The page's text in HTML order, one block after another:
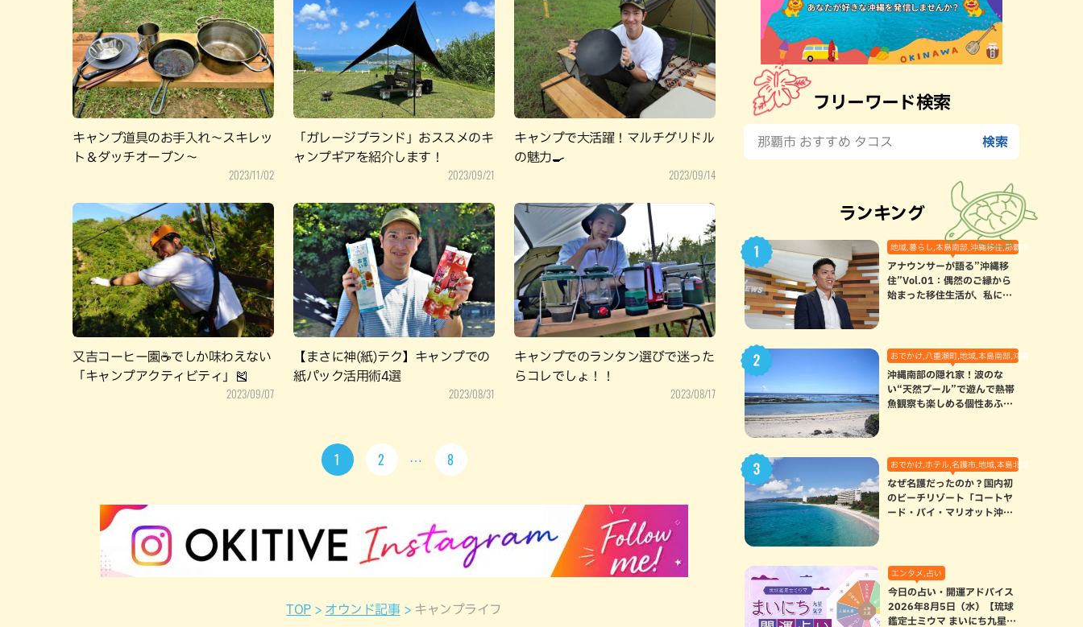
キャンプ道具のお手入れ～スキレッ
ト＆ダッチオーブン～
2023/11/02
「ガレージブランド」おススメのキ
ャンプギアを紹介します！
2023/09/21
キャンプで大活躍！マルチグリドル
の魅力🍳
2023/09/14
又吉コーヒー園☕でしか味わえない
「キャンプアクティビティ」🎽
2023/09/07
【まさに神(紙)テク】キャンプでの
紙パック活用術4選
2023/08/31
キャンプでのランタン選びで迷った
らコレでしょ！！
2023/08/17
1 2 8
TOP オウンド記事 キャンプライフ
フリーワード検索
ランキング
地域,暮らし,本島南部,沖縄移住,那覇市
アナウンサーが語る”沖縄移
住”Vol.01：偶然のご縁から
始まった移住生活が、私にと
おでかけ,八重瀬町,地域,本島南部,沖縄の海,自然
沖縄南部の隠れ家！波のな
い“天然プール”で遊んで熱帯
魚観察も楽しめる個性あふれ
おでかけ,ホテル,名護市,地域,本島北部
なぜ名護だったのか？国内初
のビーチリゾート「コートヤ
ード・バイ・マリオット沖縄
エンタメ,占い
今日の占い・開運アドバイス
2026年8月5日（水）【琉球
鑑定士ミウマ まいにち九星気